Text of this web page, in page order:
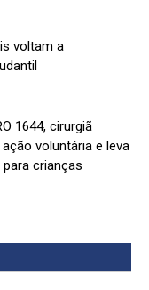
voltam a
1644, cirurgiã
voluntária e leva
crianças